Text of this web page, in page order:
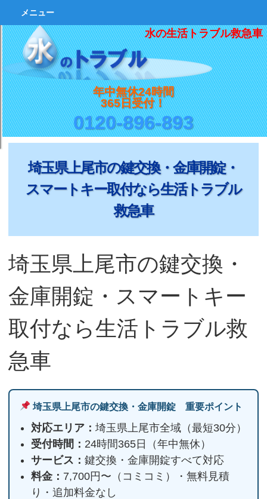
水の生活トラブル救急車
年中無休24時間
365日受付！
0120-896-893
メニュー
埼玉県上尾市の鍵交換・金庫開錠・
スマートキー取付なら生活トラブル
救急車
埼玉県上尾市の鍵交換・
金庫開錠・スマートキー
取付なら生活トラブル救
急車
埼玉県上尾市の鍵交換・金庫開錠 重要ポイント
対応エリア：埼玉県上尾市全域（最短30分）
受付時間： 24時間365日（年中無休）
サービス：鍵交換・金庫開錠すべて対応
料金： 7,700円〜（コミコミ）・無料見積
り・追加料金なし